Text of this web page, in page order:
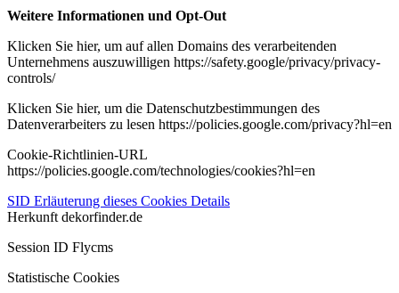
Weitere Informationen und Opt-Out
Klicken Sie hier, um auf allen Domains des verarbeitenden
Unternehmens auszuwilligen https://safety.google/privacy/privacy-
controls/
Klicken Sie hier, um die Datenschutzbestimmungen des
Datenverarbeiters zu lesen https://policies.google.com/privacy?hl=en
Cookie-Richtlinien-URL
https://policies.google.com/technologies/cookies?hl=en
SID Erläuterung dieses Cookies Details
Herkunft dekorfinder.de
Session ID Flycms
Statistische Cookies